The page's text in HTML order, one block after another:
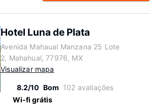
Hotel Luna de Plata
Avenida Mahaual Manzana 25 Lote
2, Mahahual, 77976, MX
Visualizar mapa
8.2/10 Bom 102 avaliações
Wi-fi grátis